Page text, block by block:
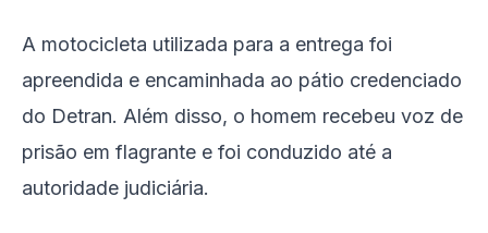
A motocicleta utilizada para a entrega foi
apreendida e encaminhada ao pátio credenciado
do Detran. Além disso, o homem recebeu voz de
prisão em flagrante e foi conduzido até a
autoridade judiciária.